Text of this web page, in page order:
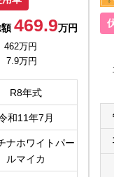
額469.9万円
462万円
7.9万円
R8年式
和11年7月
ナホワイトパー
ルマイカ